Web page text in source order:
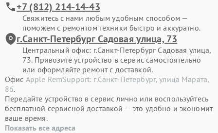
+7 (812) 214-14-43
Свяжитесь с нами любым удобным способом —
поможем с ремонтом техники быстро и аккуратно.
г.Санкт-Петербург Садовая улица, 73
Центральный офис: г.Санкт-Петербург Садовая улица,
73. Привозите устройство в сервис самостоятельно
или оформляйте ремонт с доставкой.
Офис Apple RemSupport: г.Санкт-Петербург, улица Марата,
86.
Передайте устройство в сервис лично или воспользуйтесь
бесплатной сервисной доставкой — это удобно и экономит
ваше время.
Показать все адреса